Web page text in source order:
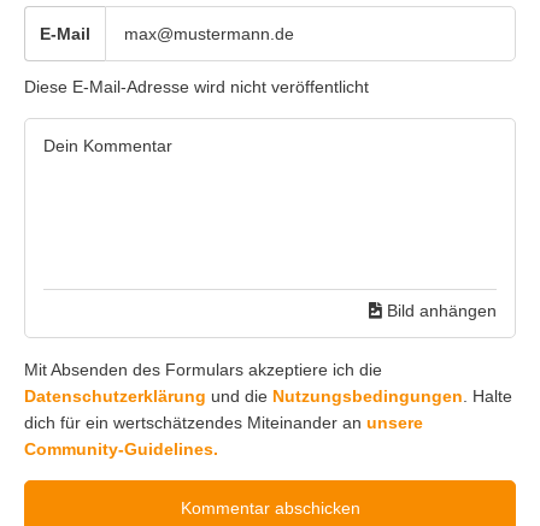
E-Mail
Diese E-Mail-Adresse wird nicht veröffentlicht
Bild anhängen
Mit Absenden des Formulars akzeptiere ich die
Datenschutzerklärung und die Nutzungsbedingungen. Halte
dich für ein wertschätzendes Miteinander an unsere
Community-Guidelines.